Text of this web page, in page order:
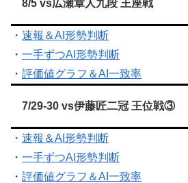
8/5 vs広瀬章人九段 王座戦
・ 速報＆AI形勢判断
・ 一手ずつAI形勢判断
・ 評価値グラフ＆AI一致率
7/29-30 vs伊藤匠二冠 王位戦③
・ 速報＆AI形勢判断
・ 一手ずつAI形勢判断
・ 評価値グラフ＆AI一致率